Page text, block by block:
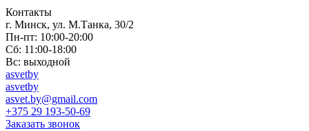
Контакты
г. Минск, ул. М.Танка, 30/2
Пн-пт: 10:00-20:00
Сб: 11:00-18:00
Вс: выходной
asvetby
asvetby
asvet.by@gmail.com
+375 29 193-50-69
Заказать звонок